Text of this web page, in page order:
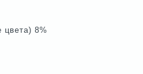
8%